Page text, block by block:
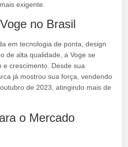
exigente.
no Brasil
em tecnologia de ponta, design
de alta qualidade, a Voge se
crescimento. Desde sua
já mostrou sua força, vendendo
de 2023, atingindo mais de
o Mercado